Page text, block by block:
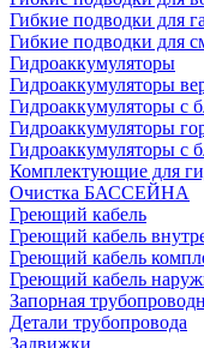
Гибкие подводки для
Гибкие подводки для
Гидроаккумуляторы
Гидроаккумуляторы
Гидроаккумуляторы
Гидроаккумуляторы
Гидроаккумуляторы
Комплектующие для
Очистка БАССЕЙНА
Греющий кабель
Греющий кабель
Греющий кабель
Греющий кабель
Запорная
Детали трубопровода
Задвижки